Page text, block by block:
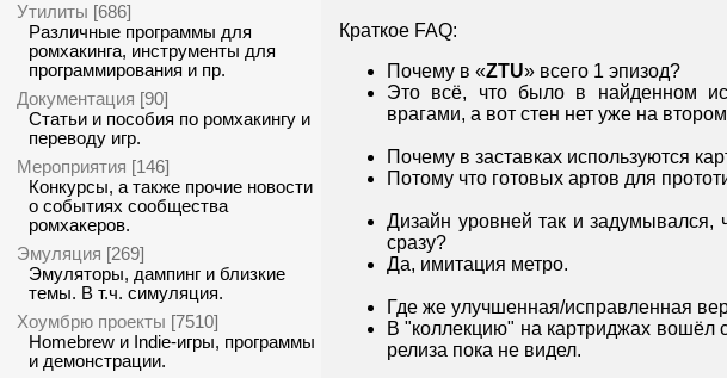
Утилиты [686]
Различные программы для
ромхакинга, инструменты для
программирования и пр.
Документация [90]
Статьи и пособия по ромхакингу и
переводу игр.
Мероприятия [146]
Конкурсы, а также прочие новости
о событиях сообщества
ромхакеров.
Эмуляция [269]
Эмуляторы, дампинг и близкие
темы. В т.ч. симуляция.
Хоумбрю проекты [7510]
Homebrew и Indie-игры, программы
и демонстрации.
Краткое FAQ:
Почему в «ZTU» всего 1 эпизод?
Это всё, что было в найденном
врагами, а вот стен нет уже на
Почему в заставках используются
Потому что готовых артов для
Дизайн уровней так и задумывался,
сразу?
Да, имитация метро.
Где же улучшенная/исправленная
В "коллекцию" на картриджах вошёл
релиза пока не видел.